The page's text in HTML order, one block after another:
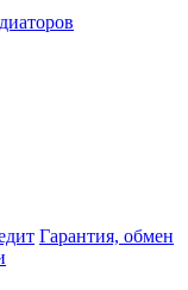
Гарантия, обмен